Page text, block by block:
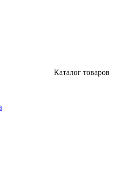
Каталог товаров